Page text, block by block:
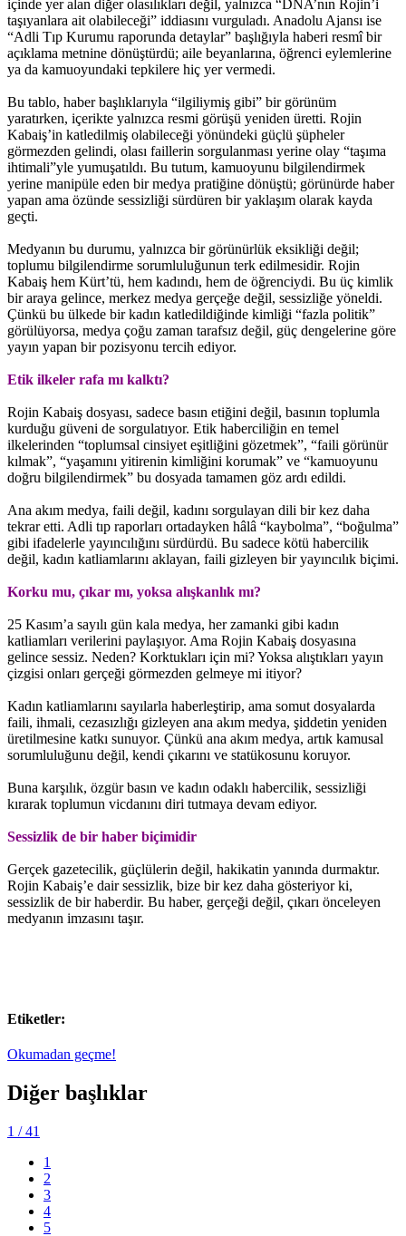
içinde yer alan diğer olasılıkları değil, yalnızca “DNA’nın Rojin’i
taşıyanlara ait olabileceği” iddiasını vurguladı. Anadolu Ajansı ise
“Adli Tıp Kurumu raporunda detaylar” başlığıyla haberi resmî bir
açıklama metnine dönüştürdü; aile beyanlarına, öğrenci eylemlerine
ya da kamuoyundaki tepkilere hiç yer vermedi.
Bu tablo, haber başlıklarıyla “ilgiliymiş gibi” bir görünüm
yaratırken, içerikte yalnızca resmi görüşü yeniden üretti. Rojin
Kabaiş’in katledilmiş olabileceği yönündeki güçlü şüpheler
görmezden gelindi, olası faillerin sorgulanması yerine olay “taşıma
ihtimali”yle yumuşatıldı. Bu tutum, kamuoyunu bilgilendirmek
yerine manipüle eden bir medya pratiğine dönüştü; görünürde haber
yapan ama özünde sessizliği sürdüren bir yaklaşım olarak kayda
geçti.
Medyanın bu durumu, yalnızca bir görünürlük eksikliği değil;
toplumu bilgilendirme sorumluluğunun terk edilmesidir. Rojin
Kabaiş hem Kürt’tü, hem kadındı, hem de öğrenciydi. Bu üç kimlik
bir araya gelince, merkez medya gerçeğe değil, sessizliğe yöneldi.
Çünkü bu ülkede bir kadın katledildiğinde kimliği “fazla politik”
görülüyorsa, medya çoğu zaman tarafsız değil, güç dengelerine göre
yayın yapan bir pozisyonu tercih ediyor.
Etik ilkeler rafa mı kalktı?
Rojin Kabaiş dosyası, sadece basın etiğini değil, basının toplumla
kurduğu güveni de sorgulatıyor. Etik haberciliğin en temel
ilkelerinden “toplumsal cinsiyet eşitliğini gözetmek”, “faili görünür
kılmak”, “yaşamını yitirenin kimliğini korumak” ve “kamuoyunu
doğru bilgilendirmek” bu dosyada tamamen göz ardı edildi.
Ana akım medya, faili değil, kadını sorgulayan dili bir kez daha
tekrar etti. Adli tıp raporları ortadayken hâlâ “kaybolma”, “boğulma”
gibi ifadelerle yayıncılığını sürdürdü. Bu sadece kötü habercilik
değil, kadın katliamlarını aklayan, faili gizleyen bir yayıncılık biçimi.
Korku mu, çıkar mı, yoksa alışkanlık mı?
25 Kasım’a sayılı gün kala medya, her zamanki gibi kadın
katliamları verilerini paylaşıyor. Ama Rojin Kabaiş dosyasına
gelince sessiz. Neden? Korktukları için mi? Yoksa alıştıkları yayın
çizgisi onları gerçeği görmezden gelmeye mi itiyor?
Kadın katliamlarını sayılarla haberleştirip, ama somut dosyalarda
faili, ihmali, cezasızlığı gizleyen ana akım medya, şiddetin yeniden
üretilmesine katkı sunuyor. Çünkü ana akım medya, artık kamusal
sorumluluğunu değil, kendi çıkarını ve statükosunu koruyor.
Buna karşılık, özgür basın ve kadın odaklı habercilik, sessizliği
kırarak toplumun vicdanını diri tutmaya devam ediyor.
Sessizlik de bir haber biçimidir
Gerçek gazetecilik, güçlülerin değil, hakikatin yanında durmaktır.
Rojin Kabaiş’e dair sessizlik, bize bir kez daha gösteriyor ki,
sessizlik de bir haberdir. Bu haber, gerçeği değil, çıkarı önceleyen
medyanın imzasını taşır.
Etiketler:
Okumadan geçme!
Diğer başlıklar
1 / 41
1
2
3
4
5